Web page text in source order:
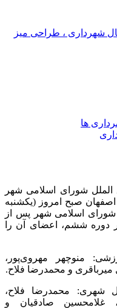
شهرداری ، طراحی میز
ها
الملل شورای اسلامی شهر
صبح امروز (یکشنبه
شورای اسلامی شهر پس از
دوره ششم، اعضای آن را
منوچهر مهروی‌پور،
و محمدرضا فلاح.
شهری: محمدرضا فلاح،
غلامحسین صادقیان و